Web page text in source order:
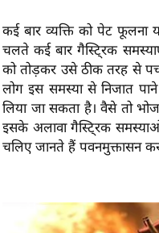
कई बार व्यक्ति को पेट फूलना
चलते कई बार गैस्टि्रक
को तोड़कर उसे ठीक तरह से
लोग इस समस्या से निजात
लिया जा सकता है। वैसे तो
इसके अलावा गैस्टि्रक
चलिए जानते हैं पवनमुक्तासन